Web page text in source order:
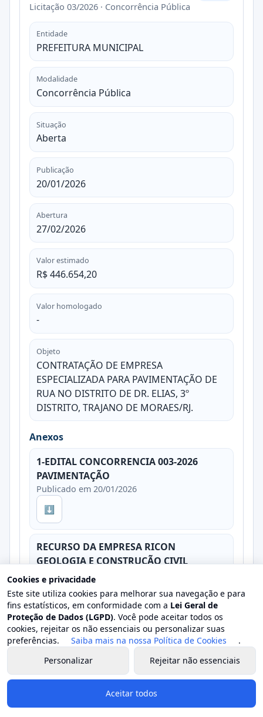
Licitação 03/2026 · Concorrência Pública
Entidade
PREFEITURA MUNICIPAL
Modalidade
Concorrência Pública
Situação
Aberta
Publicação
20/01/2026
Abertura
27/02/2026
Valor estimado
R$ 446.654,20
Valor homologado
-
Objeto
CONTRATAÇÃO DE EMPRESA
ESPECIALIZADA PARA PAVIMENTAÇÃO DE
RUA NO DISTRITO DE DR. ELIAS, 3º
DISTRITO, TRAJANO DE MORAES/RJ.
Anexos
1-EDITAL CONCORRENCIA 003-2026
PAVIMENTAÇÃO
Publicado em 20/01/2026
⬇
RECURSO DA EMPRESA RICON
GEOLOGIA E CONSTRUÇÃO CIVIL
Publicado em 23/03/2026
⬇
RECURSO DA EMPRESA RICON
GEOLOGIA E CONSTRUÇÃO CIVIL
Publicado em 26/03/2026
⬇
Cookies e privacidade
Este site utiliza cookies para melhorar sua navegação e para
fins estatísticos, em conformidade com a Lei Geral de
Proteção de Dados (LGPD). Você pode aceitar todos os
cookies, rejeitar os não essenciais ou personalizar suas
preferências.
Saiba mais na nossa Política de Cookies
.
Personalizar
Rejeitar não essenciais
Aceitar todos